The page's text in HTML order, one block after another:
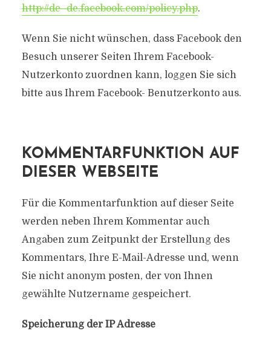
http://de- de.facebook.com/policy.php.
Wenn Sie nicht wünschen, dass Facebook den
Besuch unserer Seiten Ihrem Facebook-
Nutzerkonto zuordnen kann, loggen Sie sich
bitte aus Ihrem Facebook- Benutzerkonto aus.
KOMMENTARFUNKTION AUF
DIESER WEBSEITE
Für die Kommentarfunktion auf dieser Seite
werden neben Ihrem Kommentar auch
Angaben zum Zeitpunkt der Erstellung des
Kommentars, Ihre E-Mail-Adresse und, wenn
Sie nicht anonym posten, der von Ihnen
gewählte Nutzername gespeichert.
Speicherung der IP Adresse